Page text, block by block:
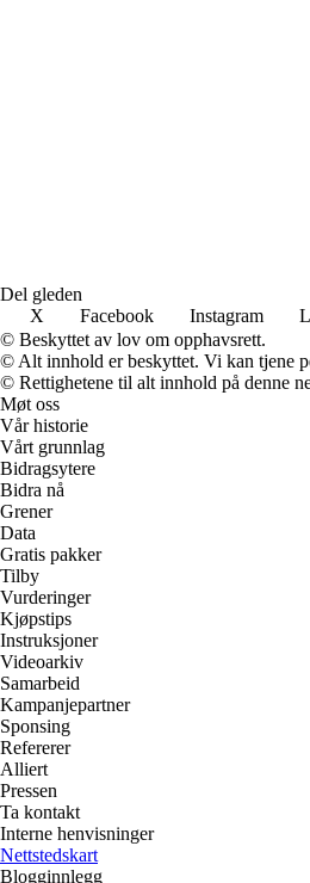
Del gleden
X
Facebook Instagram
© Beskyttet av lov om opphavsrett.
© Alt innhold er beskyttet. Vi kan tjene
© Rettighetene til alt innhold på denne
Møt oss
Vår historie
Vårt grunnlag
Bidragsytere
Bidra nå
Grener
Data
Gratis pakker
Tilby
Vurderinger
Kjøpstips
Instruksjoner
Videoarkiv
Samarbeid
Kampanjepartner
Sponsing
Refererer
Alliert
Pressen
Ta kontakt
Interne henvisninger
Nettstedskart
Blogginnlegg